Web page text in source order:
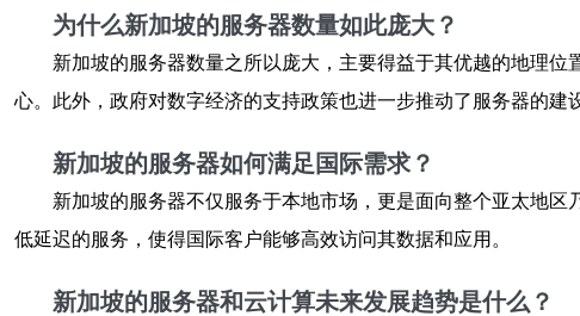
为什么新加坡的服务器数量如此庞大？
新加坡的服务器数量之所以庞大，主要得益于其优越的地理
心。此外，政府对数字经济的支持政策也进一步推动了服务器的建
新加坡的服务器如何满足国际需求？
新加坡的服务器不仅服务于本地市场，更是面向整个亚太地
低延迟的服务，使得国际客户能够高效访问其数据和应用。
新加坡的服务器和云计算未来发展趋势是什么？